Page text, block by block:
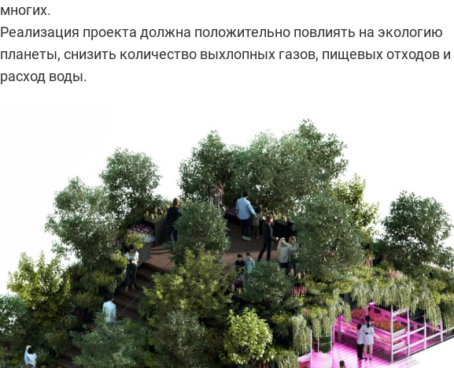
многих.
Реализация проекта должна положительно повлиять на экологию
планеты, cнизить количество выхлопных газов, пищевых отходов и
расход воды.